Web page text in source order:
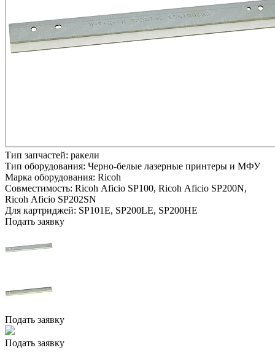
Тип запчастей: ракели
Тип оборудования: Черно-белые лазерные принтеры и МФУ
Марка оборудования: Ricoh
Совместимость: Ricoh Aficio SP100, Ricoh Aficio SP200N,
Ricoh Aficio SP202SN
Для картриджей: SP101E, SP200LE, SP200HE
Подать заявку
Подать заявку
Подать заявку